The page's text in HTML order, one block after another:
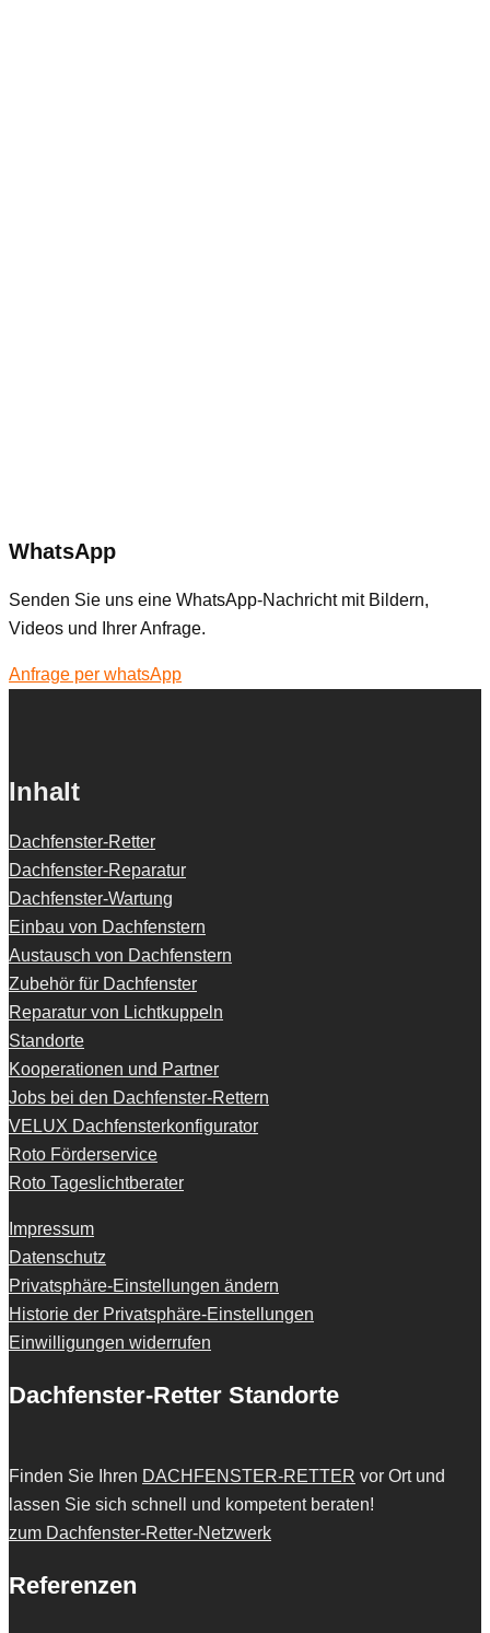
WhatsApp
Senden Sie uns eine WhatsApp-Nachricht mit Bildern,
Videos und Ihrer Anfrage.
Anfrage per whatsApp
Inhalt
Dachfenster-Retter
Dachfenster-Reparatur
Dachfenster-Wartung
Einbau von Dachfenstern
Austausch von Dachfenstern
Zubehör für Dachfenster
Reparatur von Lichtkuppeln
Standorte
Kooperationen und Partner
Jobs bei den Dachfenster-Rettern
VELUX Dachfensterkonfigurator
Roto Förderservice
Roto Tageslichtberater
Impressum
Datenschutz
Privatsphäre-Einstellungen ändern
Historie der Privatsphäre-Einstellungen
Einwilligungen widerrufen
Dachfenster-Retter Standorte
Finden Sie Ihren DACHFENSTER-RETTER vor Ort und
lassen Sie sich schnell und kompetent beraten!
zum Dachfenster-Retter-Netzwerk
Referenzen